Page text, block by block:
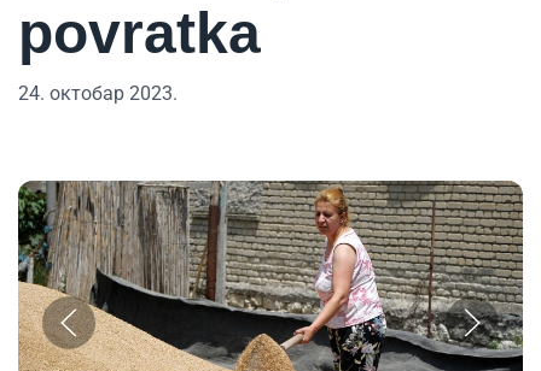
povratka
24. октобар 2023.